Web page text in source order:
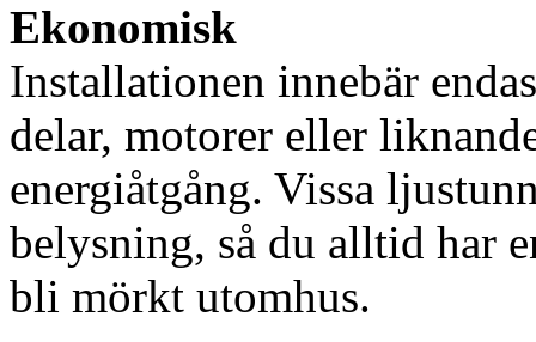
Ekonomisk
Installationen innebär
delar, motorer eller
energiåtgång. Vissa
belysning, så du alltid har
bli mörkt utomhus.